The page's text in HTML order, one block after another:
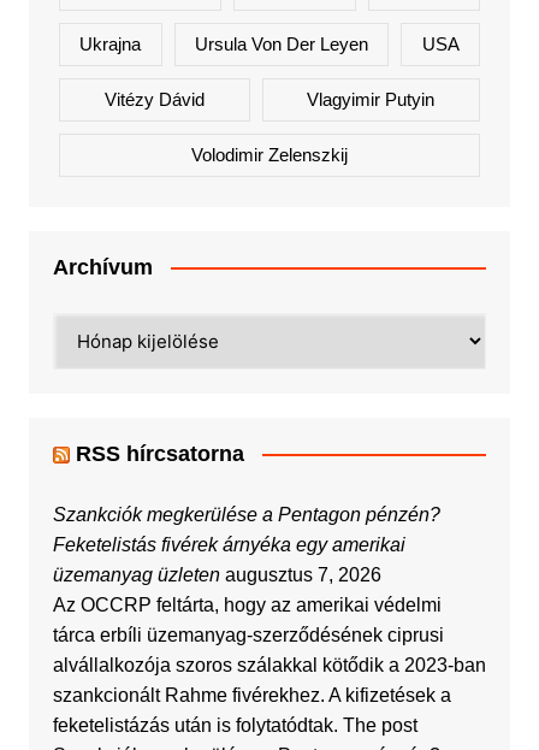
Ukrajna Ursula Von Der Leyen USA
Vitézy Dávid Vlagyimir Putyin
Volodimir Zelenszkij
Archívum
RSS hírcsatorna
Szankciók megkerülése a Pentagon pénzén?
Feketelistás fivérek árnyéka egy amerikai
üzemanyag üzleten augusztus 7, 2026
Az OCCRP feltárta, hogy az amerikai védelmi
tárca erbíli üzemanyag-szerződésének ciprusi
alvállalkozója szoros szálakkal kötődik a 2023-ban
szankcionált Rahme fivérekhez. A kifizetések a
feketelistázás után is folytatódtak. The post